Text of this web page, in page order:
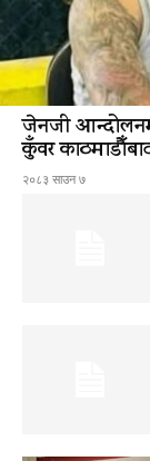
जेनजी
कुँवर
२०८३ साउन ७